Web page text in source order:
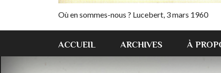
Où en sommes-nous ? Lucebert, 3 mars 1960
ACCUEIL ARCHIVES À